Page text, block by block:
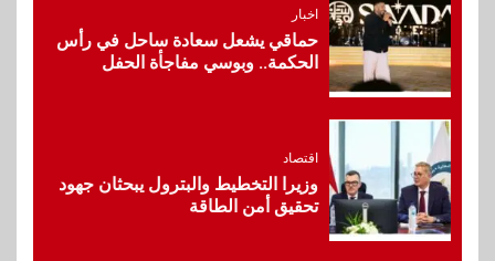
7
بنوك
8
بنوك
اخبار
حماقي يشعل سعادة ساحل في رأس
الحكمة.. وبوسي مفاجأة الحفل
اقتصاد
وزيرا التخطيط والبترول يبحثان جهود
تحقيق أمن الطاقة